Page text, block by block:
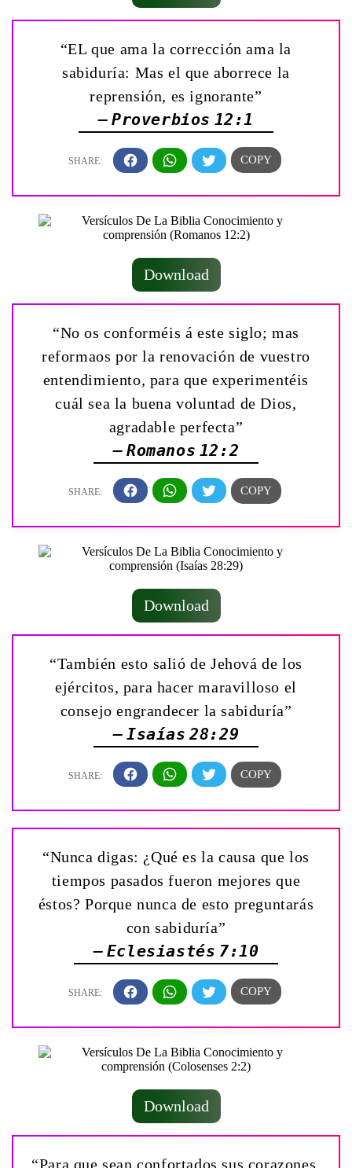
“EL que ama la corrección ama la
sabiduría: Mas el que aborrece la
reprensión, es ignorante”
— Proverbios 12:1
Download
“No os conforméis á este siglo; mas
reformaos por la renovación de vuestro
entendimiento, para que experimentéis
cuál sea la buena voluntad de Dios,
agradable perfecta”
— Romanos 12:2
Download
“También esto salió de Jehová de los
ejércitos, para hacer maravilloso el
consejo engrandecer la sabiduría”
— Isaías 28:29
“Nunca digas: ¿Qué es la causa que los
tiempos pasados fueron mejores que
éstos? Porque nunca de esto preguntarás
con sabiduría”
— Eclesiastés 7:10
Download
“Para que sean confortados sus corazones,